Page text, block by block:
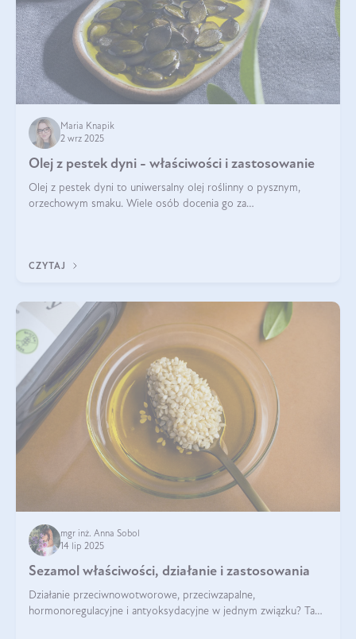
Maria Knapik
2 wrz 2025
Olej z pestek dyni - właściwości i zastosowanie
Olej z pestek dyni to uniwersalny olej roślinny o pysznym,
orzechowym smaku. Wiele osób docenia go za
CZYTAJ
mgr inż. Anna Sobol
14 lip 2025
Sezamol właściwości, działanie i zastosowania
Działanie przeciwnowotworowe, przeciwzapalne,
hormonoregulacyjne i antyoksydacyjne w jednym związku? Tak